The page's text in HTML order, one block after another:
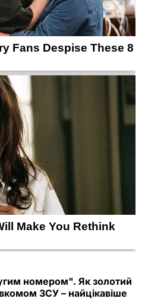
номером". Як золотий
ЗСУ – найцікавіше